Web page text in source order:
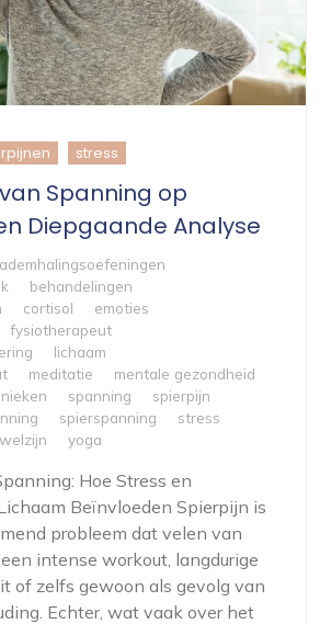
stress
Spanning op
Diepgaande Analyse
ademhalingsoefeningen
behandelingen
cortisol
emoties
fysiotherapeut
lichaam
meditatie
mentale gezondheid
spanning
spierpijn
spierspanning
stress
welzijn yoga
Hoe Stress en
Beïnvloeden Spierpijn is
probleem dat velen van
intense workout, langdurige
of zelfs gewoon als gevolg van
Echter, wat vaak over het